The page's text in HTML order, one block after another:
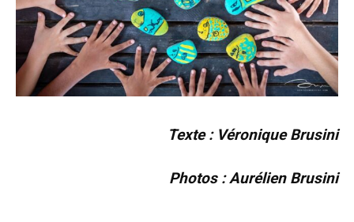
Texte : Véronique Brusini
Photos : Aurélien Brusini